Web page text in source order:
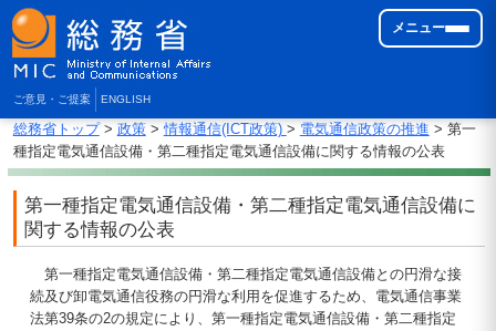
ご意見・ご提案 ENGLISH
メニュー
総務省トップ> 政策>情報通信(ICT政策) > 電気通信政策の推進 > 第一
種指定電気通信設備・第二種指定電気通信設備に関する情報の公表
第一種指定電気通信設備・第二種指定電気通信設備に
関する情報の公表
第一種指定電気通信設備・第二種指定電気通信設備との円滑な接
続及び卸電気通信役務の円滑な利用を促進するため、電気通信事業
法第39条の2の規定により、第一種指定電気通信設備・第二種指定